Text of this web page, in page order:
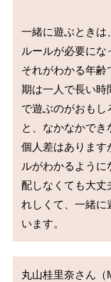
一緒に遊ぶときは
ルールが必要に
それがわかる年
期は一人で長い時
で遊ぶのがおもし
と、なかなかでき
個人差はあります
ルがわかるよう
配しなくても大丈
れしくて、一緒に
丸山桂里奈さん（